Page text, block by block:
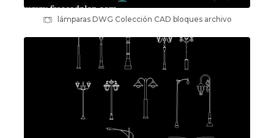
lámparas DWG Colección CAD bloques archivo